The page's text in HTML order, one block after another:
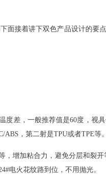
面接着讲下双色产品设计的要
度差，一般推荐值是60度，视
ABS，第二射是TPU或者TPE等
，增加粘合力，避免分层和裂
电火花纹路到位，不用抛光。